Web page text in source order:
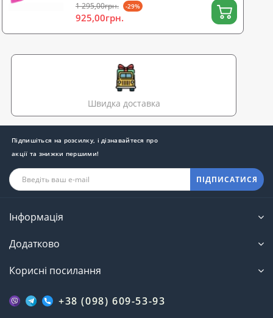
1 295,00грн. -29%
925,00грн.
Швидка доставка
Підпишіться на розсилку, і дізнавайтеся про
акції та знижки першими!
ПІДПИСАТИСЯ
Інформація
Додатково
Корисні посилання
+38 (098) 609-53-93